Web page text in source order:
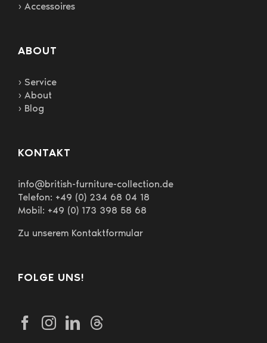
› Accessoires
ABOUT
› Service
› About
› Blog
KONTAKT
info@british-furniture-collection.de
Telefon: +49 (0) 234 68 04 18
Mobil: +49 (0) 173 398 58 68
Zu unserem Kontaktformular
FOLGE UNS!